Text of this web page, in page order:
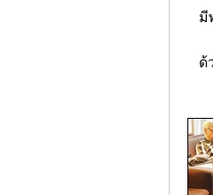
มี
ด้